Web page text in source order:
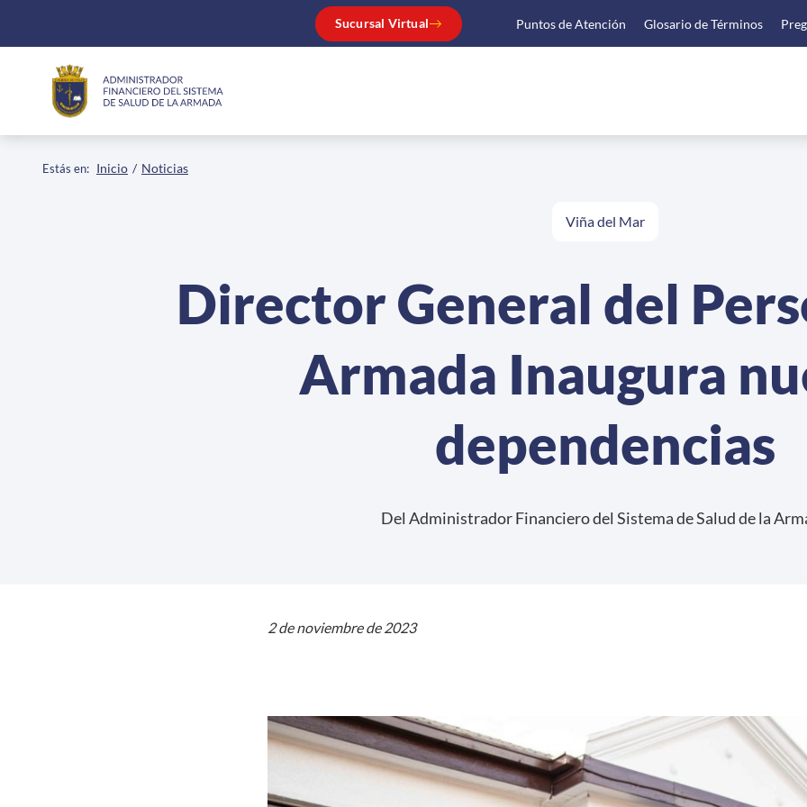
Sucursal Virtual Puntos de Atención Glosario de Términos
Estás en: Inicio Noticias
Viña del Mar
Director General del
Armada Inaugura
dependencias
Del Administrador Financiero del Sistema de Salud de la
2 de noviembre de 2023